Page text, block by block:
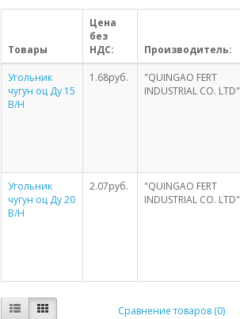
Товары
Цена
без
НДС:
Производитель:
Угольник
чугун оц Ду 15
В/Н
1.68руб.
"QUINGAO FERT
INDUSTRIAL CO. LTD"
Угольник
чугун оц Ду 20
В/Н
2.07руб.
"QUINGAO FERT
INDUSTRIAL CO. LTD"
Сравнение товаров (0)